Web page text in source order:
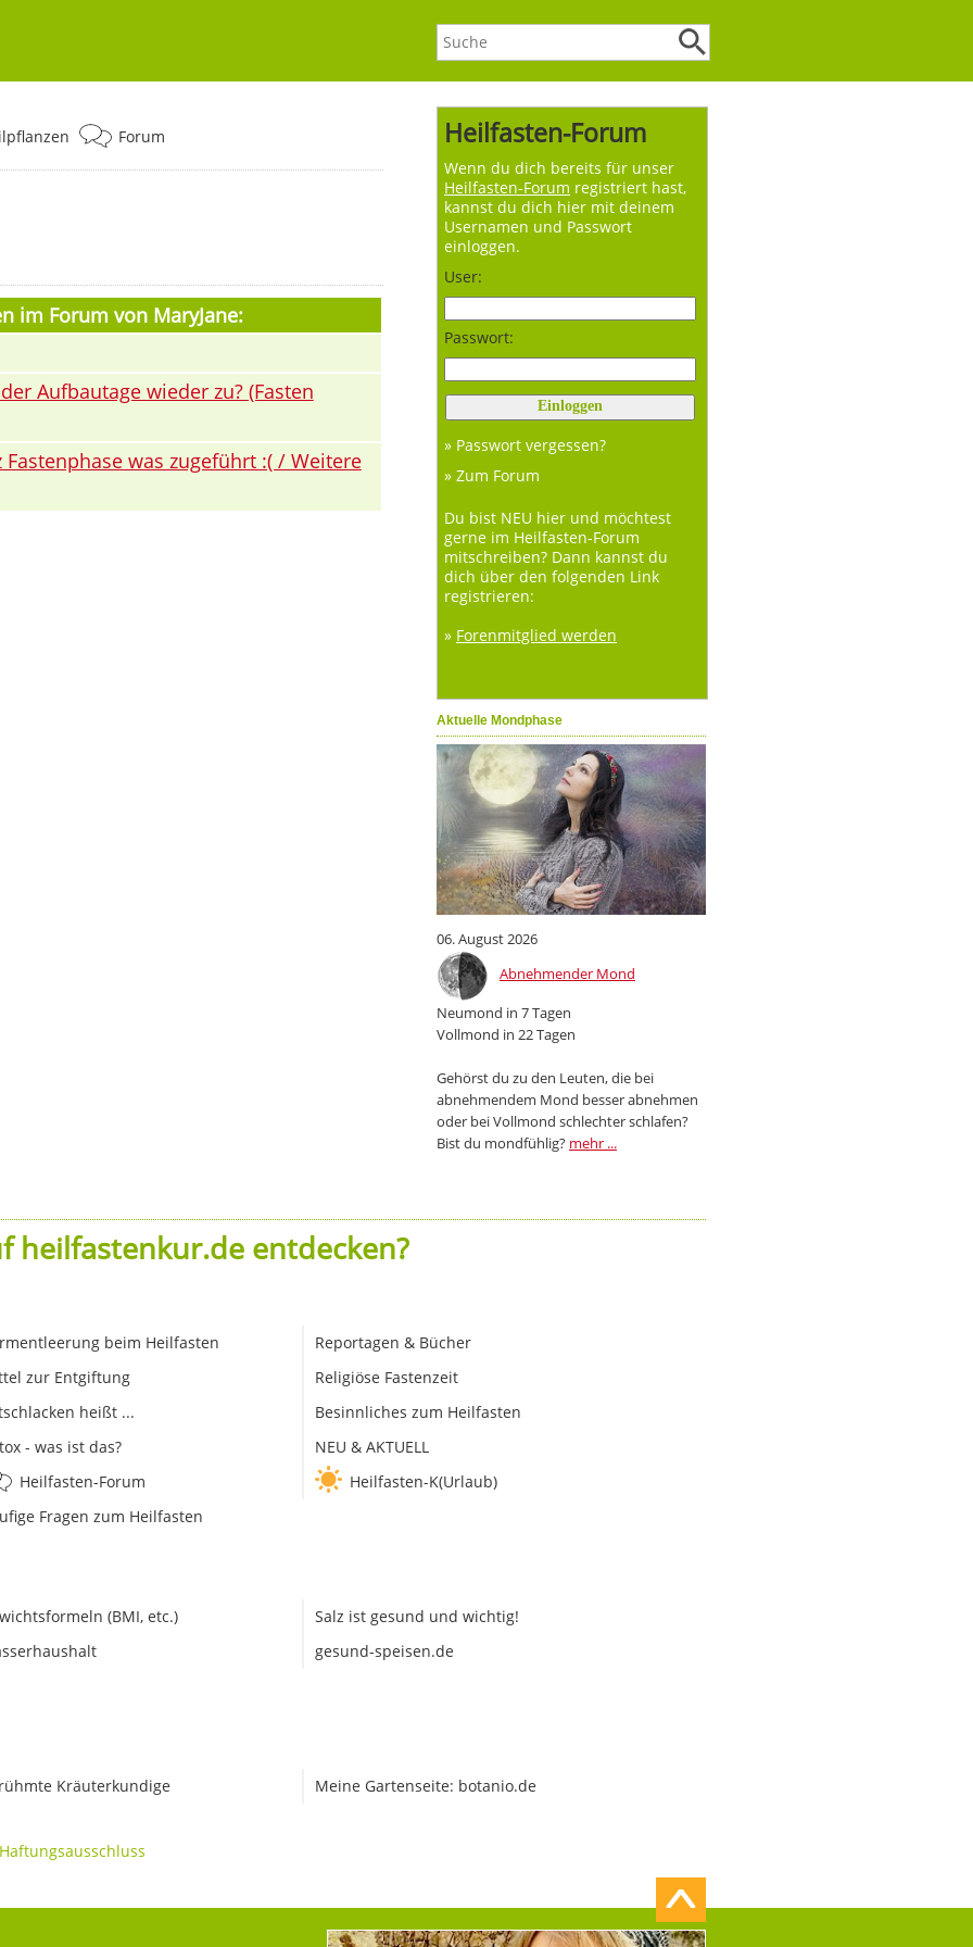
Heilfasten-Forum
Wenn du dich bereits für unser
Heilfasten-Forum registriert hast,
kannst du dich hier mit deinem
Usernamen und Passwort
einloggen.
User:
Passwort:
» Passwort vergessen?
» Zum Forum
Du bist NEU hier und möchtest
gerne im Heilfasten-Forum
mitschreiben? Dann kannst du
dich über den folgenden Link
registrieren:
» Forenmitglied werden
Aktuelle Mondphase
06. August 2026
Abnehmender Mond
Neumond in 7 Tagen
Vollmond in 22 Tagen
Gehörst du zu den Leuten, die bei
abnehmendem Mond besser abnehmen
oder bei Vollmond schlechter schlafen?
Bist du mondfühlig? mehr ...
Forum
im Forum von MaryJane:
Aufbautage wieder zu? (Fasten
was zugeführt :( / Weitere
heilfastenkur.de entdecken?
beim Heilfasten
zur Entgiftung
heißt ...
- was ist das?
Heilfasten-Forum
Fragen zum Heilfasten
Reportagen & Bücher
Religiöse Fastenzeit
Besinnliches zum Heilfasten
NEU & AKTUELL
Heilfasten-K(Urlaub)
(BMI, etc.)
Salz ist gesund und wichtig!
gesund-speisen.de
Kräuterkundige Meine Gartenseite: botanio.de
Haftungsausschluss